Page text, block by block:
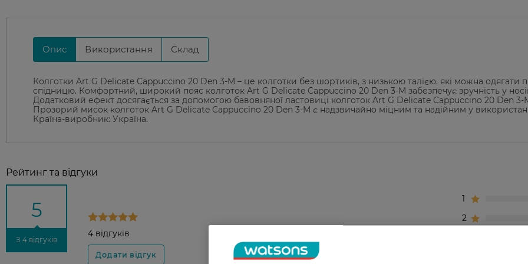
Опис Використання Склад
Колготки Art G Delicate Cappuccino 20 Den 3-M – це колготки без шортиків, з низькою талією, які можна одягати
спідницю. Комфортний, широкий пояс колготок Art G Delicate Cappuccino 20 Den 3-M забезпечує зручність у
Додатковий ефект досягається за допомогою бавовняної ластовиці колготок Art G Delicate Cappuccino 20 Den 3-
Прозорий мисок колготок Art G Delicate Cappuccino 20 Den 3-M є надзвичайно міцним та надійним у
Країна-виробник: Україна.
Рейтинг та відгуки
5
З 4 відгуків
4 відгуків
1
2